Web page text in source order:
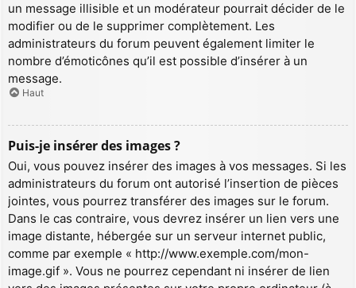
un message illisible et un modérateur pourrait décider de le
modifier ou de le supprimer complètement. Les
administrateurs du forum peuvent également limiter le
nombre d’émoticônes qu’il est possible d’insérer à un
message.
Haut
Puis-je insérer des images ?
Oui, vous pouvez insérer des images à vos messages. Si les
administrateurs du forum ont autorisé l’insertion de pièces
jointes, vous pourrez transférer des images sur le forum.
Dans le cas contraire, vous devrez insérer un lien vers une
image distante, hébergée sur un serveur internet public,
comme par exemple « http://www.exemple.com/mon-
image.gif ». Vous ne pourrez cependant ni insérer de lien